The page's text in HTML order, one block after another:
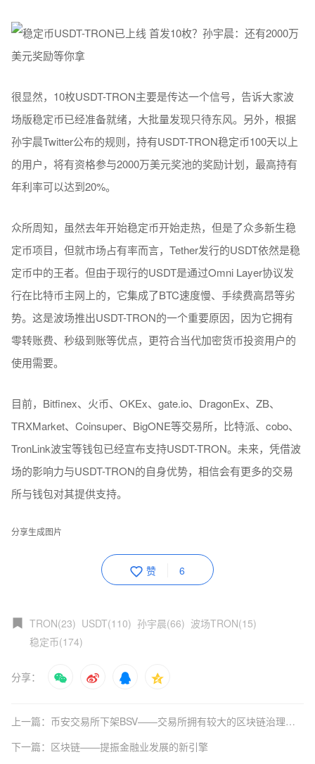
很显然，10枚USDT-TRON主要是传达一个信号，告诉大家波
场版稳定币已经准备就绪，大批量发现只待东风。另外，根据
孙宇晨Twitter公布的规则，持有USDT-TRON稳定币100天以上
的用户，将有资格参与2000万美元奖池的奖励计划，最高持有
年利率可以达到20%。
众所周知，虽然去年开始稳定币开始走热，但是了众多新生稳
定币项目，但就市场占有率而言，Tether发行的USDT依然是稳
定币中的王者。但由于现行的USDT是通过Omni Layer协议发
行在比特币主网上的，它集成了BTC速度慢、手续费高昂等劣
势。这是波场推出USDT-TRON的一个重要原因，因为它拥有
零转账费、秒级到账等优点，更符合当代加密货币投资用户的
使用需要。
目前，Bitfinex、火币、OKEx、gate.io、DragonEx、ZB、
TRXMarket、Coinsuper、BigONE等交易所，比特派、cobo、
TronLink波宝等钱包已经宣布支持USDT-TRON。未来，凭借波
场的影响力与USDT-TRON的自身优势，相信会有更多的交易
所与钱包对其提供支持。
分享生成图片
赞 6
TRON(23) USDT(110) 孙宇晨(66) 波场TRON(15)
稳定币(174)
分享：
上一篇：币安交易所下架BSV——交易所拥有较大的区块链治理权力
下一篇：区块链——提振金融业发展的新引擎